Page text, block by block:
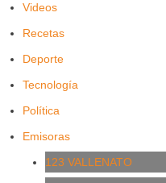
Videos
Recetas
Deporte
Tecnología
Política
Emisoras
123 VALLENATO